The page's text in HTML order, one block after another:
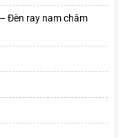
Đèn ray nam châm